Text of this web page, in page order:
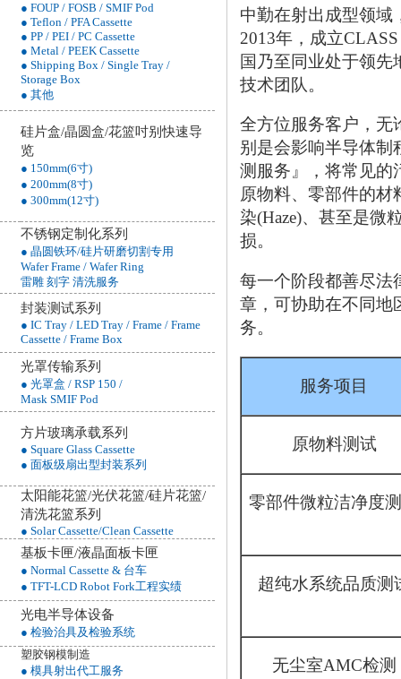
● FOUP / FOSB / SMIF Pod
● Teflon / PFA Cassette
● PP / PEI / PC Cassette
● Metal / PEEK Cassette
● Shipping Box / Single Tray /
Storage Box
● 其他
硅片盒/晶圆盒/花篮吋别快速导
览
● 150mm(6寸)
● 200mm(8寸)
● 300mm(12寸)
不锈钢定制化系列
● 晶圆铁环/硅片研磨切割专用
Wafer Frame / Wafer Ring
雷雕 刻字 清洗服务
封装测试系列
● IC Tray / LED Tray / Frame / Frame
Cassette / Frame Box
光罩传输系列
● 光罩盒 / RSP 150 /
Mask SMIF Pod
方片玻璃承载系列
● Square Glass Cassette
● 面板级扇出型封装系列
太阳能花篮/光伏花篮/硅片花篮/
清洗花篮系列
● Solar Cassette/Clean Cassette
基板卡匣/液晶面板卡匣
● Normal Cassette & 台车
● TFT-LCD Robot Fork工程实绩
光电半导体设备
● 检验治具及检验系统
塑胶钢模制造
● 模具射出代工服务
中勤在射出成型领域
2013年，成立
国乃至同业处于领
技术团队。
全方位服务客户，无
别是会影响半导体制
测服务』，将常见的
原物料、零部件的材
染(Haze)、甚至是微
损。
每一个阶段都善尽法
章，可协助在不同地
务。
服务项目
原物料测试
零部件微粒洁净度
超纯水系统品质测
无尘室AMC检测